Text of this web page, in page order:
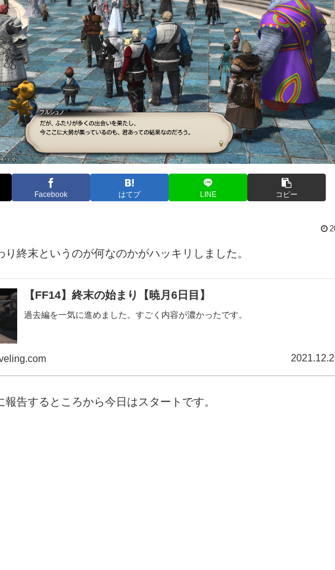
Facebook はてブ LINE コピー
終末というのが何なのかがハッキリしました。
【FF14】終末の始まり【暁月6日目】
過去編を一気に進めました。すごく内容が濃かったです。
告するところから今日はスタートです。